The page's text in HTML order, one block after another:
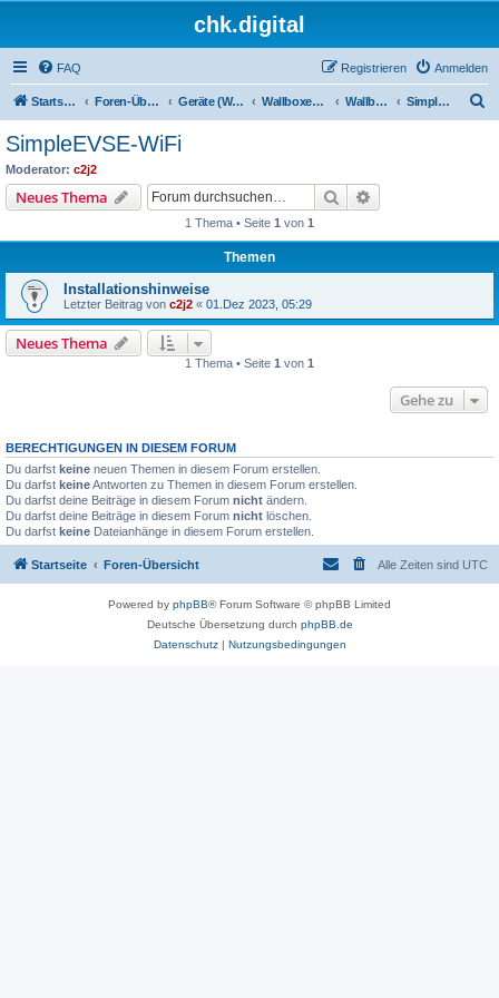
chk.digital
FAQ Anmelden
Registrieren
Startseite Foren-Übersicht Geräte (Wallboxen, Stromquellen, Autos) Wallboxen & Funkschalter Wallboxen ohne Phasenlimitierung SimpleEVSE-WiFi
SimpleEVSE-WiFi
Moderator: c2j2
Neues Thema Suche
1 Thema • Seite 1 von 1
Themen
Installationshinweise
Letzter Beitrag von c2j2 « 01.Dez 2023, 05:29
Neues Thema
1 Thema • Seite 1 von 1
Gehe zu
BERECHTIGUNGEN IN DIESEM FORUM
Du darfst keine neuen Themen in diesem Forum erstellen.
Du darfst keineAntworten zu Themen in diesem Forum erstellen.
Du darfst deine Beiträge in diesem Forum nicht ändern.
Du darfst deine Beiträge in diesem Forum nicht löschen.
Du darfst keine Dateianhänge in diesem Forum erstellen.
Startseite Foren-Übersicht Alle Zeiten sind UTC
Powered by phpBB® Forum Software © phpBB Limited
Deutsche Übersetzung durch phpBB.de
Datenschutz| Nutzungsbedingungen